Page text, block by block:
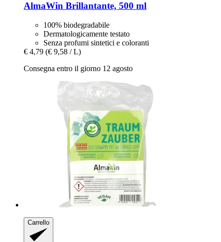
AlmaWin Brillantante, 500 ml
100% biodegradabile
Dermatologicamente testato
Senza profumi sintetici e coloranti
€ 4,79 (€ 9,58 / L)
Consegna entro il giorno 12 agosto
Carrello